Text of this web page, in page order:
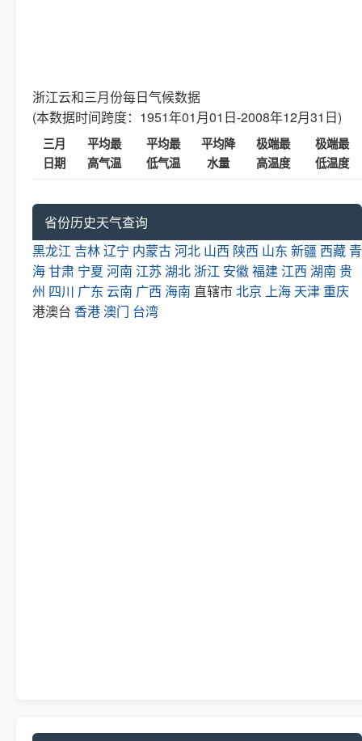
浙江云和三月份每日气候数据
(本数据时间跨度：1951年01月01日-2008年12月31日)
三月
日期
平均最
高气温
平均最
低气温
平均降
水量
极端最
高温度
极端最
低温度
省份历史天气查询
黑龙江 吉林辽宁 内蒙古河北 山西 陕西 山东 新疆 西藏 青
海甘肃 宁夏 河南 江苏 湖北 浙江 安徽福建 江西 湖南 贵
州 四川 广东 云南 广西 海南 直辖市北京 上海 天津 重庆
港澳台 香港澳门 台湾